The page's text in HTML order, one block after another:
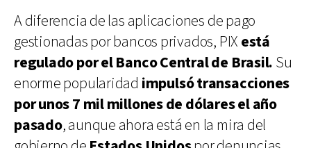
A diferencia de las aplicaciones de pago
gestionadas por bancos privados, PIX está
regulado por el Banco Central de Brasil. Su
enorme popularidad impulsó transacciones
por unos 7 mil millones de dólares el año
pasado, aunque ahora está en la mira del